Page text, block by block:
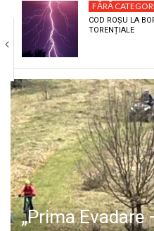
CULTURA
ECONOMIE
SANATATE
SPORT
SPECIAL
POLITIC
LIFE
FĂRĂ
COD ROȘU LA
TORENȚIALE
„Prima Evadare